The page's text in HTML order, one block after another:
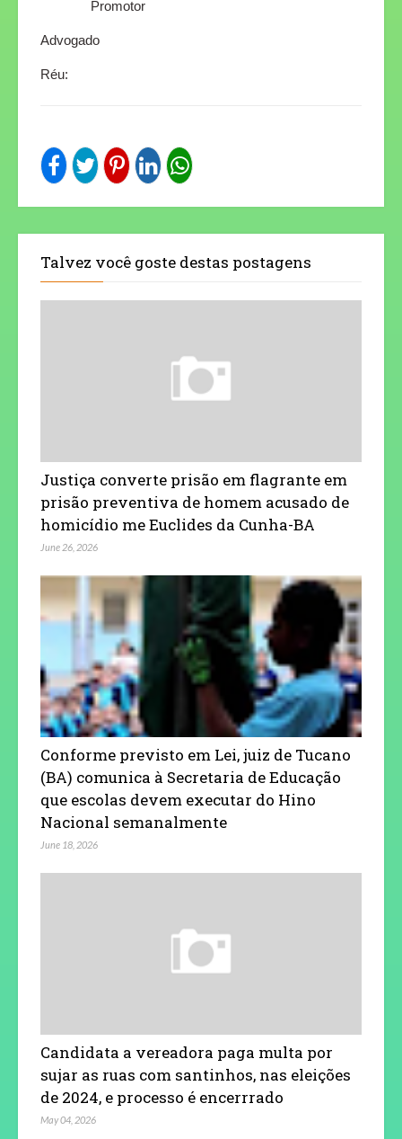
Promotor
Advogado
Réu:
Talvez você goste destas postagens
Justiça converte prisão em flagrante em
prisão preventiva de homem acusado de
homicídio me Euclides da Cunha-BA
June 26, 2026
Conforme previsto em Lei, juiz de Tucano
(BA) comunica à Secretaria de Educação
que escolas devem executar do Hino
Nacional semanalmente
June 18, 2026
Candidata a vereadora paga multa por
sujar as ruas com santinhos, nas eleições
de 2024, e processo é encerrrado
May 04, 2026